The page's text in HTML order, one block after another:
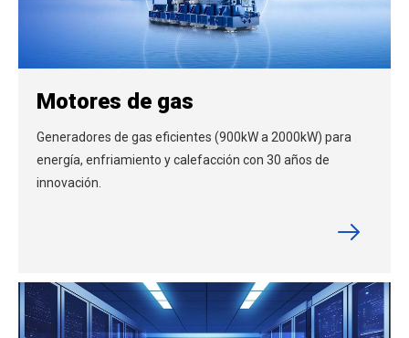
Motores de gas
Generadores de gas eficientes (900kW a 2000kW) para
energía, enfriamiento y calefacción con 30 años de
innovación.